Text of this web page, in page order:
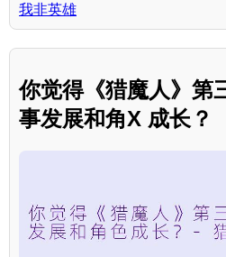
我非英雄
你觉得《猎魔人》第
事发展和角X 成长？